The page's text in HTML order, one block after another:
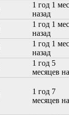
1 год 1
назад
1 год 1
назад
1 год 1
назад
1 год 5
месяцев
1 год 7
месяцев